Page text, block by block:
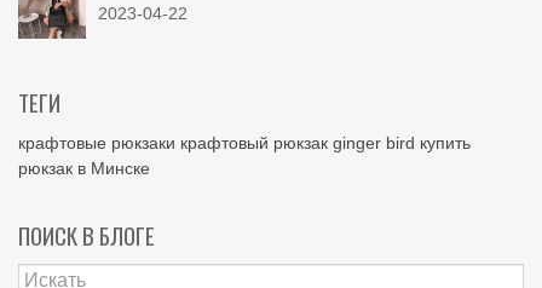
2023-04-22
ТЕГИ
крафтовые рюкзаки крафтовый рюкзак ginger bird купить
рюкзак в Минске
ПОИСК В БЛОГЕ